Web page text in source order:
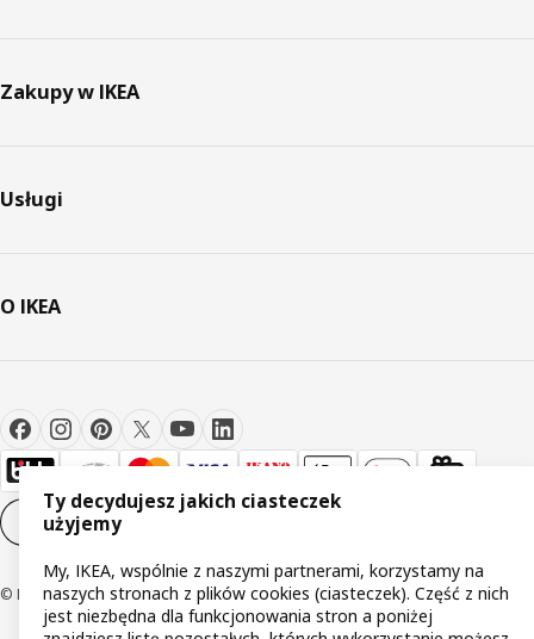
Zakupy w IKEA
Usługi
O IKEA
Ustawienia plików cookie
© Inter IKEA Systems B.V 1999-2026
Ty decydujesz jakich ciasteczek
użyjemy
My, IKEA, wspólnie z naszymi partnerami, korzystamy na
naszych stronach z plików cookies (ciasteczek). Część z nich
jest niezbędna dla funkcjonowania stron a poniżej